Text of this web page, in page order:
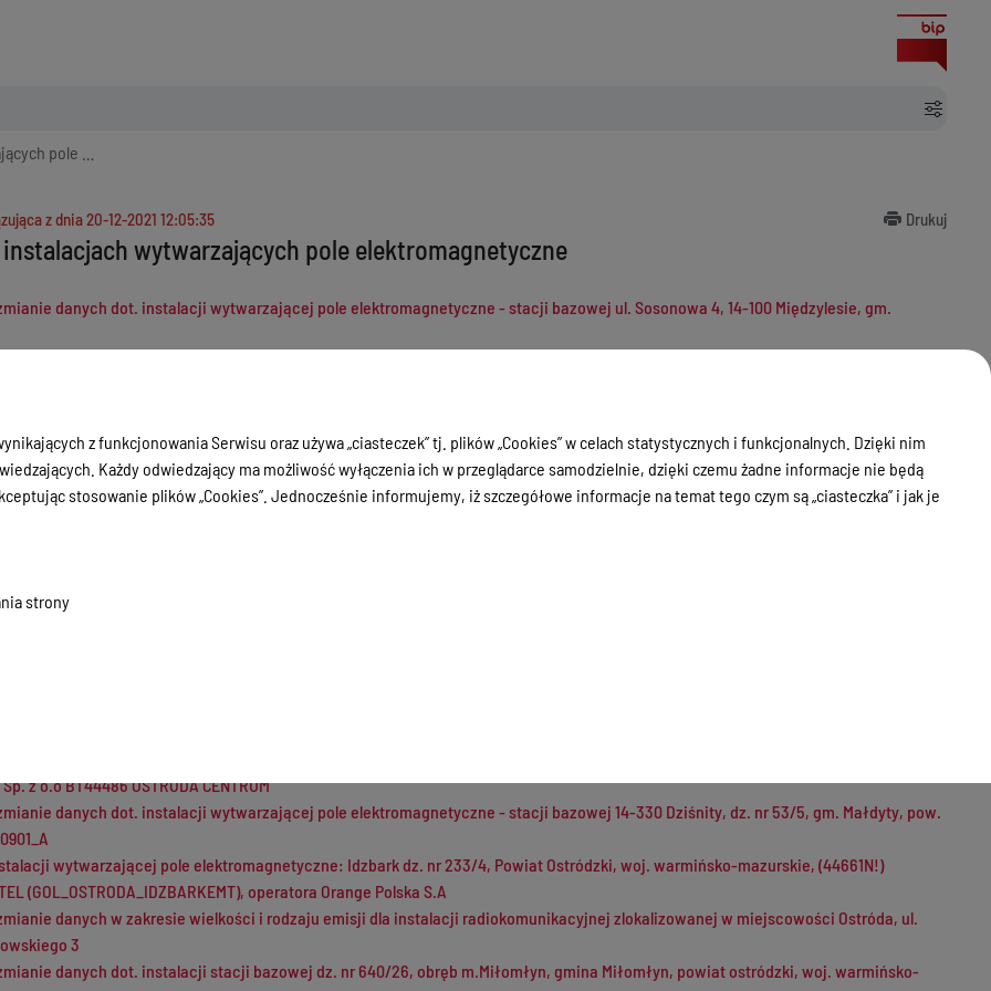
z dnia20-12-2021 12:05:35 Drukuj
wytwarzających pole elektromagnetyczne
danych dot. instalacji wytwarzającej pole elektromagnetyczne - stacji bazowej ul. Sosonowa 4, 14-100 Międzylesie, gm.
54/3
instalacji wytwarzającej pole elektromagnetyczne: dz. nr 83/3, 14-140 Piławki, gm. Miłomłyn
danych dot. instalacji wytwarzającej pole elektromagnetyczne - stacji bazowej ul. Polna 10, 14-140 Miłomłyn, gm. Miłomłyn
danych w zakresie wielkości i rodzaju emisji dla instalacji radiokomunikacyjnej zlokalizowanej w miejscowości OSTRÓDA, UL.
danych w zakresie wielkości i rodzaju emisji dla instalacji radiokomunikacyjnej zlokalizowanej w miejscowości MIŁOMŁYN, UL.
danych w zakresie wielkości i rodzaju emisji dla stacji bazowej nr BT 44455 MORLINY 2, zlokalizowanej na wieży kratowej
Morliny, na dz. nr 10/53, gm. Ostróda, pow. ostródzki, woj. warmińsko-mazurskie
z o.o BT44486 OSTRÓDA CENTRUM
danych dot. instalacji wytwarzającej pole elektromagnetyczne - stacji bazowej 14-330 Dziśnity, dz. nr 53/5, gm. Małdyty, pow.
wytwarzającej pole elektromagnetyczne: Idzbark dz. nr 233/4, Powiat Ostródzki, woj. warmińsko-mazurskie, (44661N!)
(GOL_OSTRODA_IDZBARKEMT), operatora Orange Polska S.A
danych w zakresie wielkości i rodzaju emisji dla instalacji radiokomunikacyjnej zlokalizowanej w miejscowości Ostróda, ul.
3
danych dot. instalacji stacji bazowej dz. nr 640/26, obręb m.Miłomłyn, gmina Miłomłyn, powiat ostródzki, woj. warmińsko-
z funkcjonowania Serwisu oraz używa „ciasteczek” tj. plików „Cookies” w celach statystycznych i funkcjonalnych. Dzięki nim
Każdy odwiedzający ma możliwość wyłączenia ich w przeglądarce samodzielnie, dzięki czemu żadne informacje nie będą
stosowanie plików „Cookies”. Jednocześnie informujemy, iż szczegółowe informacje na temat tego czym są „ciasteczka” i jak je
strony